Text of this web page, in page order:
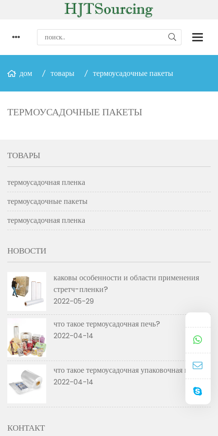
дом товары термоусадочные пакеты
ТЕРМОУСАДОЧНЫЕ ПАКЕТЫ
ТОВАРЫ
термоусадочная пленка
термоусадочные пакеты
термоусадочная пленка
НОВОСТИ
каковы особенности и области применения
стретч-пленки?
2022-05-29
что такое термоусадочная печь?
2022-04-14
что такое термоусадочная упаковочная машина
2022-04-14
КОНТАКТ